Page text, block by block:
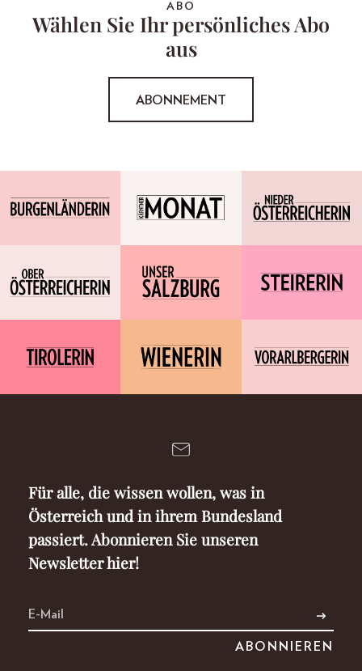
ABO
Wählen Sie Ihr persönliches Abo
aus
ABONNEMENT
Für alle, die wissen wollen, was in
Österreich und in ihrem Bundesland
passiert. Abonnieren Sie unseren
Newsletter hier!